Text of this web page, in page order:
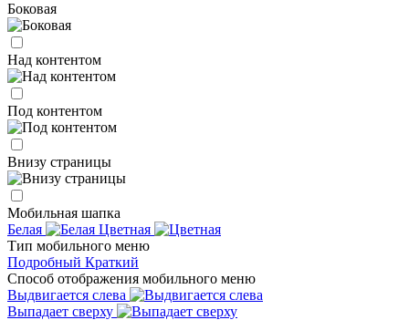
Боковая
Над контентом
Под контентом
Внизу страницы
Мобильная шапка
Белая
Цветная
Тип мобильного меню
Подробный Краткий
Способ отображения мобильного меню
Выдвигается слева
Выпадает сверху